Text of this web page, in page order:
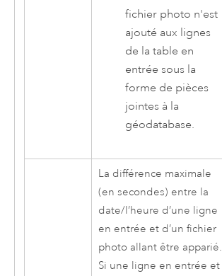
fichier photo n'est
ajouté aux lignes
de la table en
entrée sous la
forme de pièces
jointes à la
géodatabase.
La différence maximale
(en secondes) entre la
date/l’heure d’une ligne
en entrée et d’un fichier
photo allant être apparié.
Si une ligne en entrée et